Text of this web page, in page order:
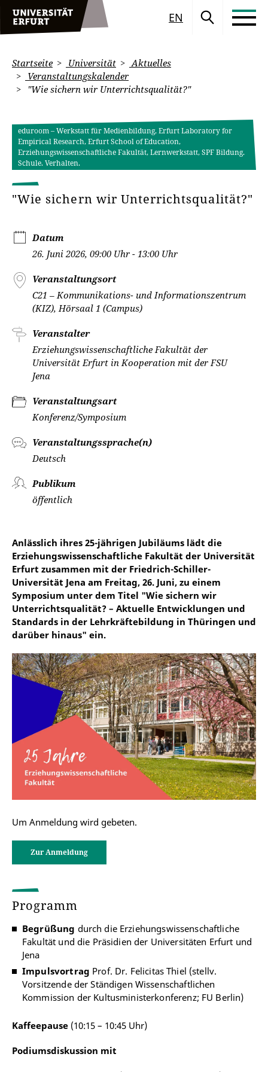
EN
Startseite Universität
Aktuelles
Veranstaltungskalender
"Wie sichern wir Unterrichtsqualität?"
eduroom – Werkstatt für Medienbildung, Erfurt Laboratory for
Empirical Research, Erfurt School of Education,
Erziehungswissenschaftliche Fakultät, Lernwerkstatt, SPF Bildung.
Schule. Verhalten.
"Wie sichern wir Unterrichtsqualität?"
Datum
26. Juni 2026, 09:00 Uhr - 13:00 Uhr
Veranstaltungsort
C21 – Kommunikations- und Informationszentrum
(KIZ), Hörsaal 1 (Campus)
Veranstalter
Erziehungswissenschaftliche Fakultät der
Universität Erfurt in Kooperation mit der FSU
Jena
Veranstaltungsart
Konferenz/Symposium
Veranstaltungssprache(n)
Deutsch
Publikum
öffentlich
Anlässlich ihres 25-jährigen Jubiläums lädt die
Erziehungswissenschaftliche Fakultät der Universität
Erfurt zusammen mit der Friedrich-Schiller-
Universität Jena am Freitag, 26. Juni, zu einem
Symposium unter dem Titel "Wie sichern wir
Unterrichtsqualität? – Aktuelle Entwicklungen und
Standards in der Lehrkräftebildung in Thüringen und
darüber hinaus" ein.
Um Anmeldung wird gebeten.
Zur Anmeldung
Programm
Begrüßung durch die Erziehungswissenschaftliche
Fakultät und die Präsidien der Universitäten Erfurt und
Jena
Impulsvortrag Prof. Dr. Felicitas Thiel (stellv.
Vorsitzende der Ständigen Wissenschaftlichen
Kommission der Kultusministerkonferenz; FU Berlin)
Kaffeepause (10:15 – 10:45 Uhr)
Podiumsdiskussion mit